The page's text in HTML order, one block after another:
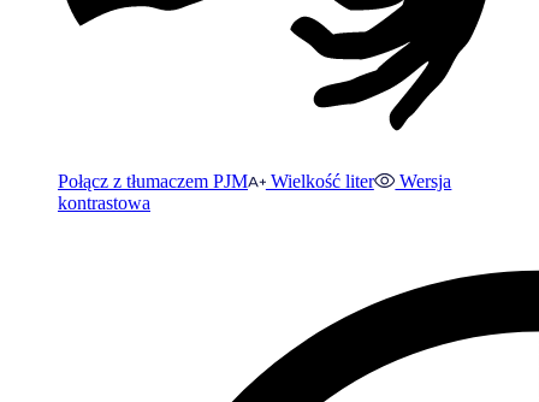
Połącz z tłumaczem PJM Wielkość liter
Wersja
kontrastowa